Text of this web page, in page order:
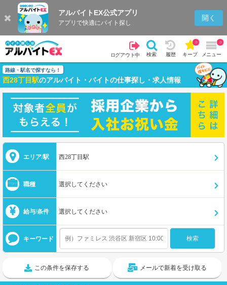
アルバイトEX公式アプリ
アプリで快適にバイト探し
開く
ログアウト中 検索 履歴 キープ
0
メニュー
0
路線・駅名で探すなら！
西28丁目駅のアルバイト・バイトの仕事探し・求人情報
エリア/駅 西28丁目駅
職種 選択してください
給与/条件 選択してください
キーワード
この条件を保存する メールで新着を受け取る